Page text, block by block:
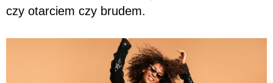
czy otarciem czy brudem.